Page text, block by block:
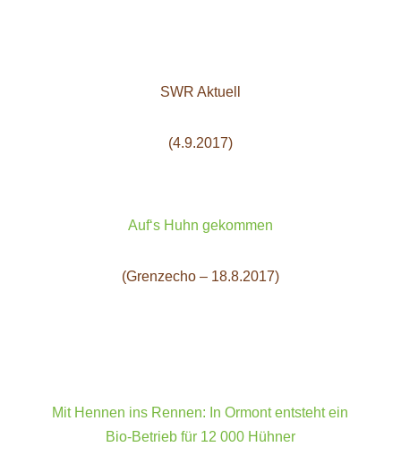
SWR Aktuell
(4.9.2017)
Auf‘s Huhn gekommen
(Grenzecho – 18.8.2017)
Mit Hennen ins Rennen: In Ormont entsteht ein
Bio-Betrieb für 12 000 Hühner